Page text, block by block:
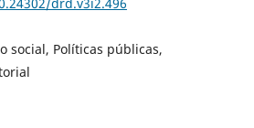
social, Políticas públicas,